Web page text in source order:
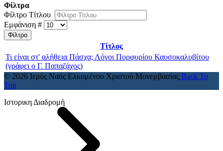
Φίλτρα
Φίλτρο Τίτλου
Εμφάνιση #
Φίλτρο
Τίτλος
Τι είναι στ' αλήθεια Πάσχα; Λόγοι Πορφυρίου Καυσοκαλυβίτου
(γράφει ο Γ. Παπαζάχος)
© 2026 Ιερός Ναός Ελκομένου Χριστού Μονεμβασίας Back To
Top
Ιστορικη Διαδρομή